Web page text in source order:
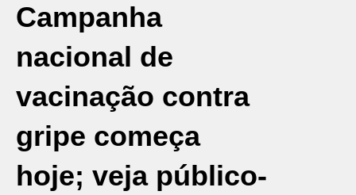
Campanha
nacional de
vacinação contra
gripe começa
hoje; veja público-